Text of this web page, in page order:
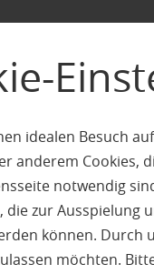
idealen Besuch
anderem Cookies,
notwendig
die zur Ausspielung
können. Durch
möchten.